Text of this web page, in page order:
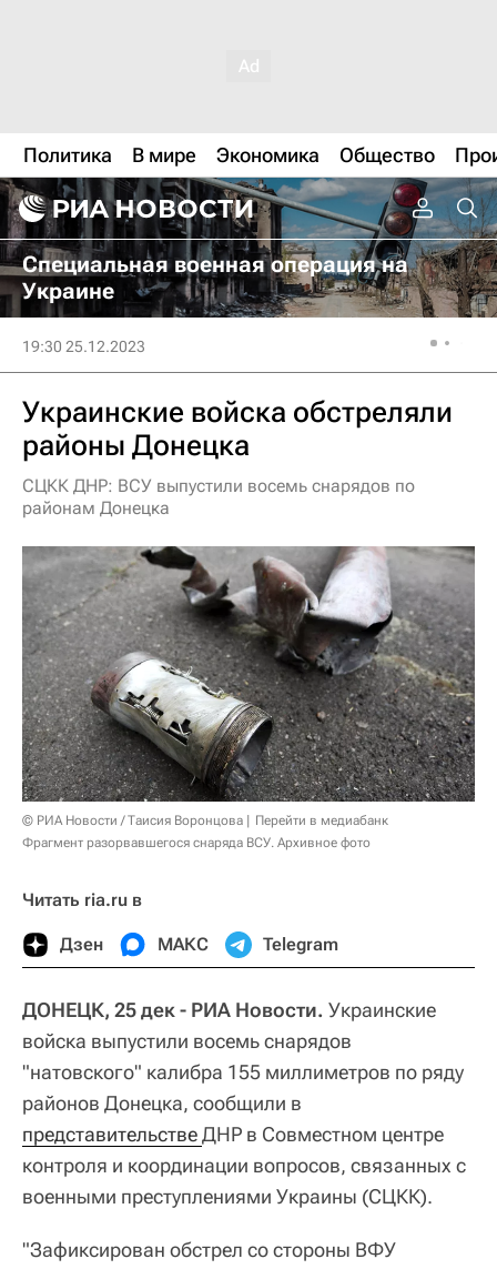
Политика В мире Экономика Общество
Специальная военная операция на
Украине
19:30 25.12.2023
Украинские войска обстреляли
районы Донецка
СЦКК ДНР: ВСУ выпустили восемь снарядов по
районам Донецка
© РИА Новости / Таисия Воронцова
Перейти в медиабанк
Фрагмент разорвавшегося снаряда ВСУ. Архивное фото
Читать ria.ru в
Дзен МАКС Telegram
ДОНЕЦК, 25 дек - РИА Новости. Украинские
войска выпустили восемь снарядов
"натовского" калибра 155 миллиметров по ряду
районов Донецка, сообщили в
представительстве ДНР в Совместном центре
контроля и координации вопросов, связанных с
военными преступлениями Украины (СЦКК).
"Зафиксирован обстрел со стороны ВФУ